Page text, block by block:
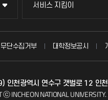
서비스 지킴이
서비스 지킴이
묻고 답하기
자주 묻는 질문(FAQ)
단수집거부 대학정보공시
인천광역시 연수구 갯벌로 12 인
ⓒ INCHEON NATIONAL UNIVERSITY.